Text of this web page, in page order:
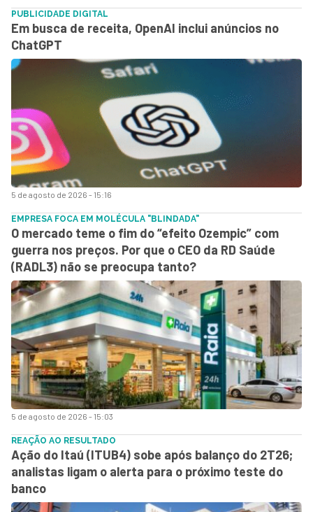
5 de agosto de 2026 - 15:16
PUBLICIDADE DIGITAL
Em busca de receita, OpenAI inclui anúncios no
ChatGPT
5 de agosto de 2026 - 15:03
EMPRESA FOCA EM MOLÉCULA "BLINDADA"
O mercado teme o fim do “efeito Ozempic” com
guerra nos preços. Por que o CEO da RD Saúde
(RADL3) não se preocupa tanto?
REAÇÃO AO RESULTADO
Ação do Itaú (ITUB4) sobe após balanço do 2T26;
analistas ligam o alerta para o próximo teste do
banco